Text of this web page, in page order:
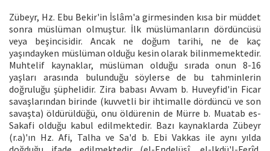
Zübeyr, Hz. Ebu Bekir'in İslâm'a girmesinden kısa bir müddet
sonra müslüman olmuştur. İlk müslümanların dördüncüsü
veya beşincisidir. Ancak ne doğum tarihi, ne de kaç
yaşındayken müslüman olduğu kesin olarak bilinmemektedir.
Muhtelif kaynaklar, müslüman olduğu sırada onun 8-16
yaşları arasında bulunduğu söylerse de bu tahminlerin
doğruluğu şüphelidir. Zira babası Avvam b. Huveyfid'in Ficar
savaşlarından birinde (kuvvetli bir ihtimalle dördüncü ve son
savaşta) öldürüldüğü, onu öldürenin de Mürre b. Muatab es-
Sakafi olduğu kabul edilmektedir. Bazı kaynaklarda Zübeyr
(r.a)'ın Hz. Afi, Talha ve Sa'd b. Ebi Vakkas ile aynı yılda